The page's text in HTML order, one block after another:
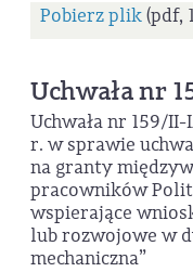
Pobierz plik(pdf,
Uchwała nr
Uchwała nr 159/
r. w sprawie
na granty
pracowników
wspierające
lub rozwojowe w
mechaniczna”